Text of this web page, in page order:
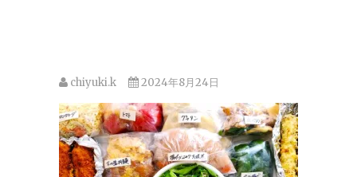
chiyuki.k 2024年8月24日